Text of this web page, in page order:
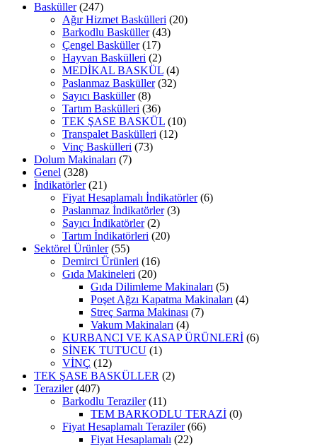
Basküller (247)
Ağır Hizmet Baskülleri (20)
Barkodlu Basküller (43)
Çengel Basküller (17)
Hayvan Baskülleri (2)
MEDİKAL BASKÜL (4)
Paslanmaz Basküller (32)
Sayıcı Basküller (8)
Tartım Baskülleri (36)
TEK ŞASE BASKÜL (10)
Transpalet Baskülleri (12)
Vinç Baskülleri (73)
Dolum Makinaları (7)
Genel (328)
İndikatörler (21)
Fiyat Hesaplamalı İndikatörler (6)
Paslanmaz İndikatörler (3)
Sayıcı İndikatörler (2)
Tartım İndikatörleri (20)
Sektörel Ürünler (55)
Demirci Ürünleri (16)
Gıda Makineleri (20)
Gıda Dilimleme Makinaları (5)
Poşet Ağzı Kapatma Makinaları (4)
Streç Sarma Makinası (7)
Vakum Makinaları (4)
KURBANCI VE KASAP ÜRÜNLERİ (6)
SİNEK TUTUCU (1)
VİNÇ (12)
TEK ŞASE BASKÜLLER (2)
Teraziler (407)
Barkodlu Teraziler (11)
TEM BARKODLU TERAZİ (0)
Fiyat Hesaplamalı Teraziler (66)
Fiyat Hesaplamalı (22)